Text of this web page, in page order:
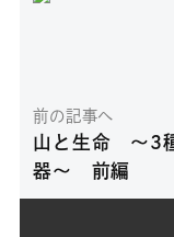
前の記事へ
山と生命 〜3
器〜 前編